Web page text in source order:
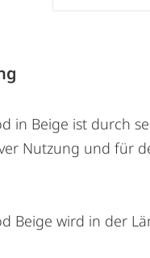
in Beige ist durch
Nutzung und für
Beige wird in der